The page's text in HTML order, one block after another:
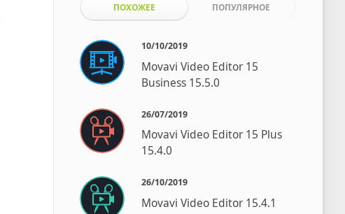
ПОХОЖЕЕ ПОПУЛЯРНОЕ
10/10/2019
Movavi Video Editor 15
Business 15.5.0
26/07/2019
Movavi Video Editor 15 Plus
15.4.0
26/10/2019
Movavi Video Editor 15.4.1